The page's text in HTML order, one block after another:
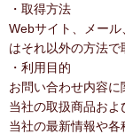
・取得方法
Webサイト、メー
はそれ以外の方法で
・利用目的
お問い合わせ内容
当社の取扱商品お
当社の最新情報や